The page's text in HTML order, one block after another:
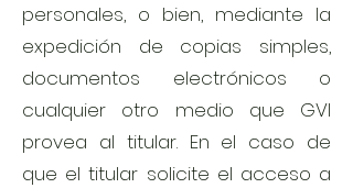
personales, o bien, mediante la
expedición de copias simples,
documentos electrónicos o
cualquier otro medio que GVI
provea al titular. En el caso de
que el titular solicite el acceso a